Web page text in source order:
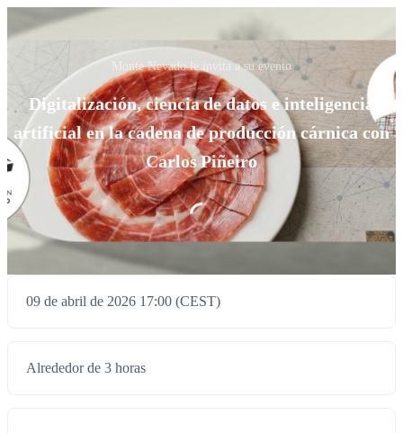
Monte Nevado le invita a su evento
Digitalización, ciencia de datos e inteligencia
artificial en la cadena de producción cárnica con
Carlos Piñeiro
09 de abril de 2026 17:00 (CEST)
Alrededor de 3 horas